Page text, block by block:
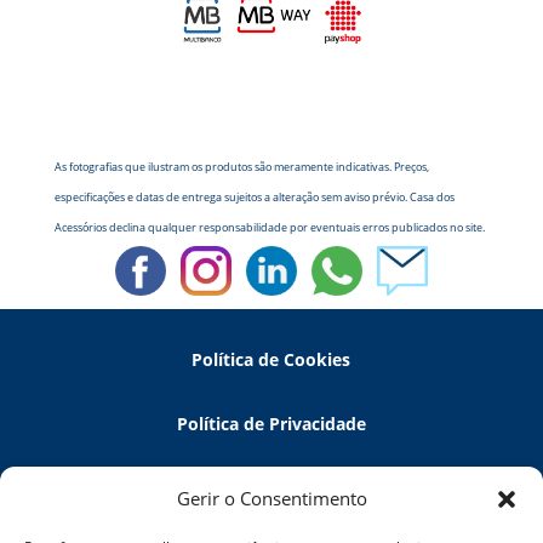
Gerir o Consentimento
As fotografias que ilustram os produtos são meramente indicativas. Preços,
especificações e datas de entrega sujeitos a alteração sem aviso prévio. Casa dos
Acessórios declina qualquer responsabilidade por eventuais erros publicados no site.
Política de Cookies
Política de Privacidade
Política de Devoluções